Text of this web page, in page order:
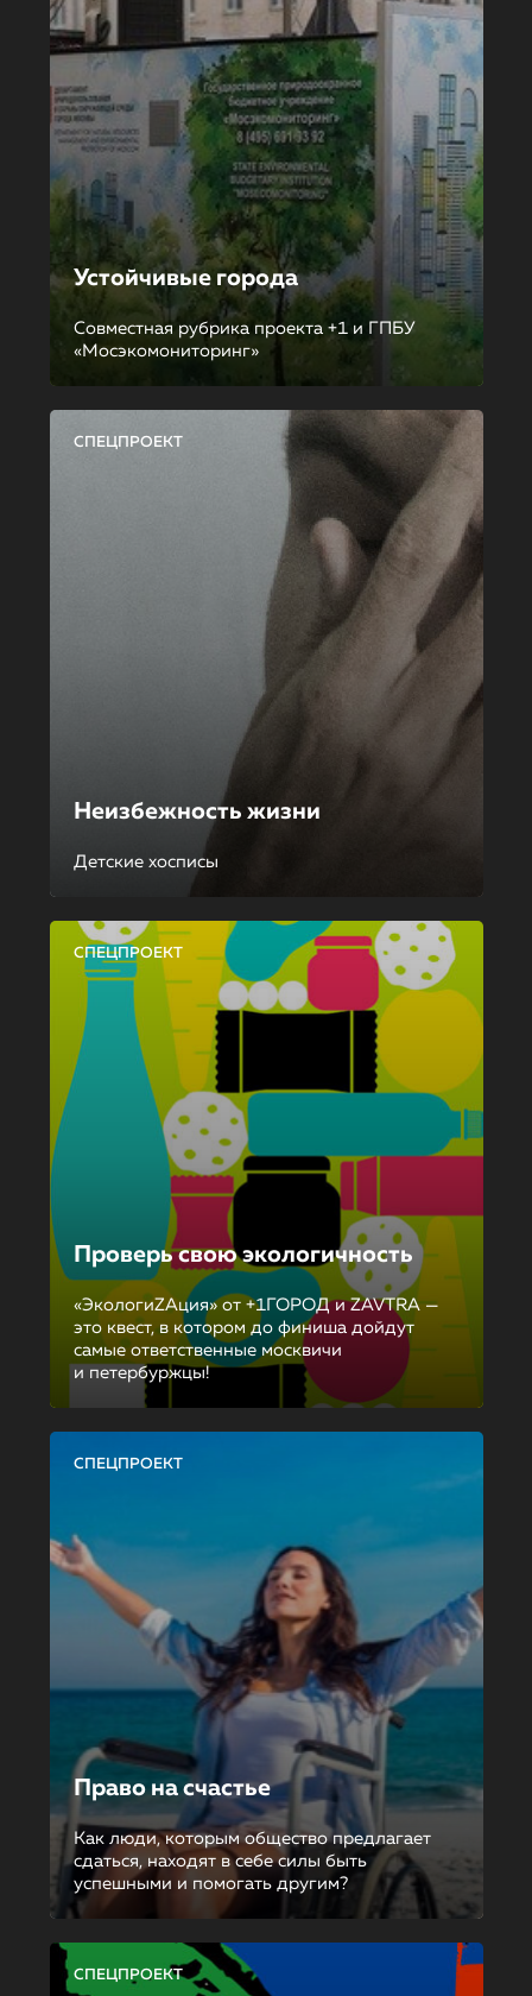
Устойчивые города
Совместная рубрика проекта +1 и ГПБУ
«Мосэкомониторинг»
СПЕЦПРОЕКТ
Неизбежность жизни
Детские хосписы
СПЕЦПРОЕКТ
Проверь свою экологичность
«ЭкологиZAция» от +1ГОРОД и ZAVTRA —
это квест, в котором до финиша дойдут
самые ответственные москвичи
и петербуржцы!
СПЕЦПРОЕКТ
Право на счастье
Как люди, которым общество предлагает
сдаться, находят в себе силы быть
успешными и помогать другим?
СПЕЦПРОЕКТ